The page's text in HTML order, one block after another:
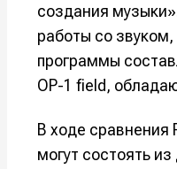
создания
работы со
программы
OP-1 field,
В ходе сравнения
могут состоять